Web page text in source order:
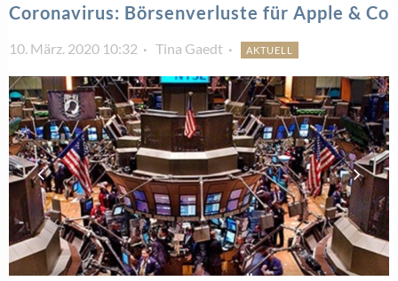
Coronavirus: Börsenverluste für Apple & Co
10. März. 2020 10:32 Tina Gaedt AKTUELL